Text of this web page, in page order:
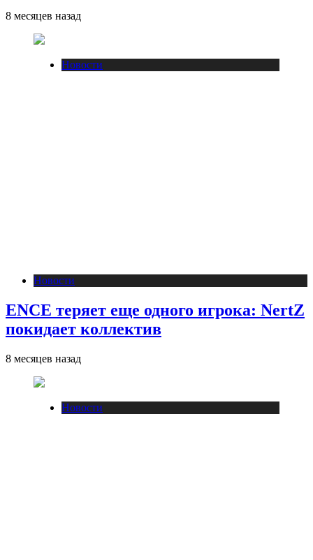
8 месяцев назад
Новости
Новости
ENCE теряет еще одного игрока: NertZ
покидает коллектив
8 месяцев назад
Новости